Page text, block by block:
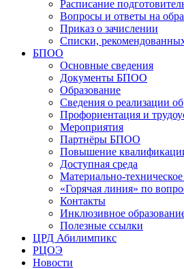
Расписание
Вопросы и ответы на
Приказ о зачислении
Списки,
БПОО
Основные сведения
Документы БПОО
Образование
Сведения о реализации
Профориентация и
Мероприятия
Партнёры БПОО
Повышение
Доступная среда
Материально-
«Горячая линия» по
Контакты
Инклюзивное
Полезные ссылки
ЦРД Абилимпикс
РЦОЭ
Новости